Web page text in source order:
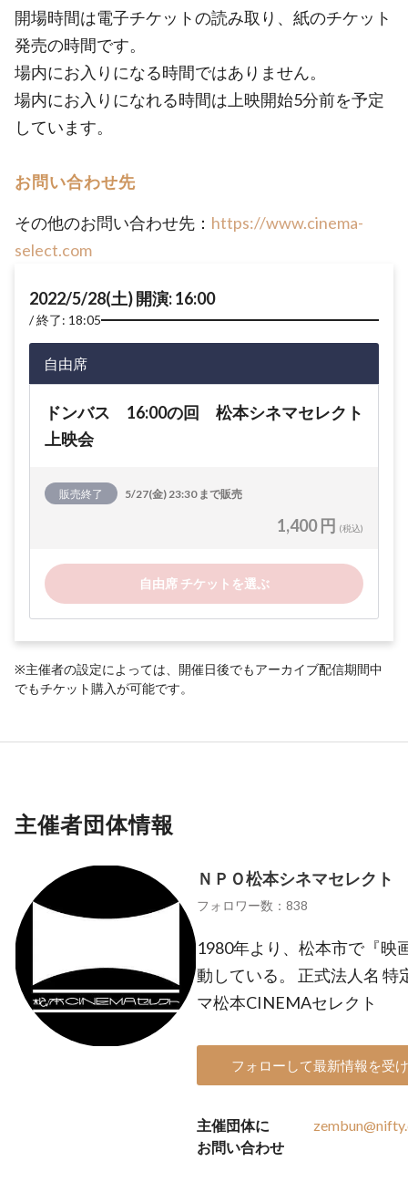
開場時間は電子チケットの読み取り、紙のチケット
発売の時間です。
場内にお入りになる時間ではありません。
場内にお入りになれる時間は上映開始5分前を予定
しています。
お問い合わせ先
その他のお問い合わせ先： https://www.cinema-
select.com
2022/5/28(土) 開演: 16:00
終了: 18:05
自由席
ドンバス 16:00の回 松本シネマセレクト
上映会
販売終了 5/27(金) 23:30 まで販売
1,400 円 (税込)
自由席 チケットを選ぶ
※主催者の設定によっては、開催日後でもアーカイブ配信期間中
でもチケット購入が可能です。
主催者団体情報
ＮＰＯ松本シネマセレクト
フォロワー数：838
1980年より、松本市で『映
動している。 正式法人名
マ松本CINEMAセレクト
フォローして最新情報を受
主催団体に
お問い合わせ